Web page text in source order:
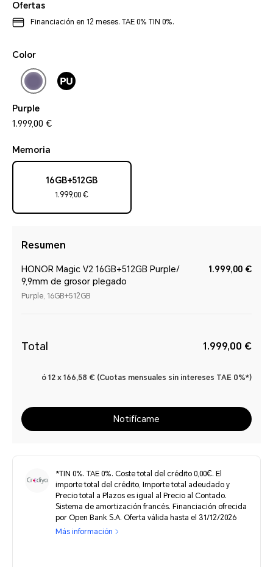
Ofertas
Financiación en 12 meses. TAE 0% TIN 0%.
Color
Purple
1.999,00 €
Memoria
16GB+512GB
1.999,00 €
Resumen
HONOR Magic V2 16GB+512GB Purple/
9,9mm de grosor plegado
Purple, 16GB+512GB
1.999,00 €
Total 1.999,00 €
ó 12 x 166,58 € (Cuotas mensuales sin intereses TAE 0%*)
Notifícame
*TIN 0%. TAE 0%. Coste total del crédito 0,00€. El
importe total del crédito, Importe total adeudado y
Precio total a Plazos es igual al Precio al Contado.
Sistema de amortización francés. Financiación ofrecida
por Open Bank S.A. Oferta válida hasta el 31/12/2026
Más información